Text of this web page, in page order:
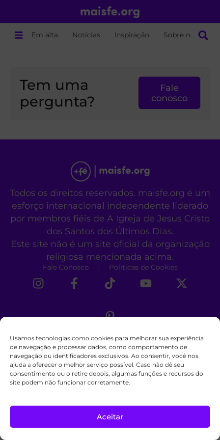
Usamos tecnologias como cookies para melhorar sua experiência
de navegação e processar dados, como comportamento de
navegação ou identificadores exclusivos. Ao consentir, você nos
ajuda a oferecer o melhor serviço possível. Caso não dê seu
consentimento ou o retire depois, algumas funções e recursos do
site podem não funcionar corretamente.
Aceitar
Em alta Notícias Inspiração Sobre nós
Tem uma
pergunta?
Fale
conosco
Todos os direitos reservados. maisfe.org é um
esforço internacional independente liderado
por membros fiéis de A Igreja de Jesus Cristo
dos Santos dos Últimos Dias.
Este site não é um site oficial da organização
religiosa mencionada acima.
Fale Conosco Políticas de Cookies